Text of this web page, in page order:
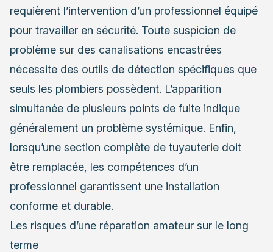
requièrent l’intervention d’un professionnel équipé
pour travailler en sécurité. Toute suspicion de
problème sur des canalisations encastrées
nécessite des outils de détection spécifiques que
seuls les plombiers possèdent. L’apparition
simultanée de plusieurs points de fuite indique
généralement un problème systémique. Enfin,
lorsqu’une section complète de tuyauterie doit
être remplacée, les compétences d’un
professionnel garantissent une installation
conforme et durable.
Les risques d’une réparation amateur sur le long
terme